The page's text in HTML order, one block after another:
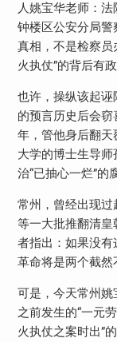
人姚宝华老师：
钟楼区公安分局警
真相，不是检察员
火执仗”的背后有
也许，操纵该起
的预言历史后会窃
年，管他身后翻
大学的博士生导
治“已抽心一烂”的
常州，曾经出现
等一大批推翻清
者指出：如果没
革命将是两个截然
可是，今天常州姚
之前发生的“一元
火执仗之案时出”